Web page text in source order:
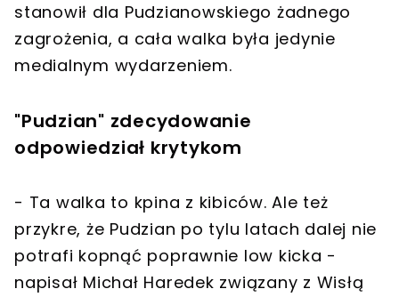
stanowił dla Pudzianowskiego żadnego
zagrożenia, a cała walka była jedynie
medialnym wydarzeniem.
"Pudzian" zdecydowanie
odpowiedział krytykom
- Ta walka to kpina z kibiców. Ale też
przykre, że Pudzian po tylu latach dalej nie
potrafi kopnąć poprawnie low kicka -
napisał Michał Haredek związany z Wisłą